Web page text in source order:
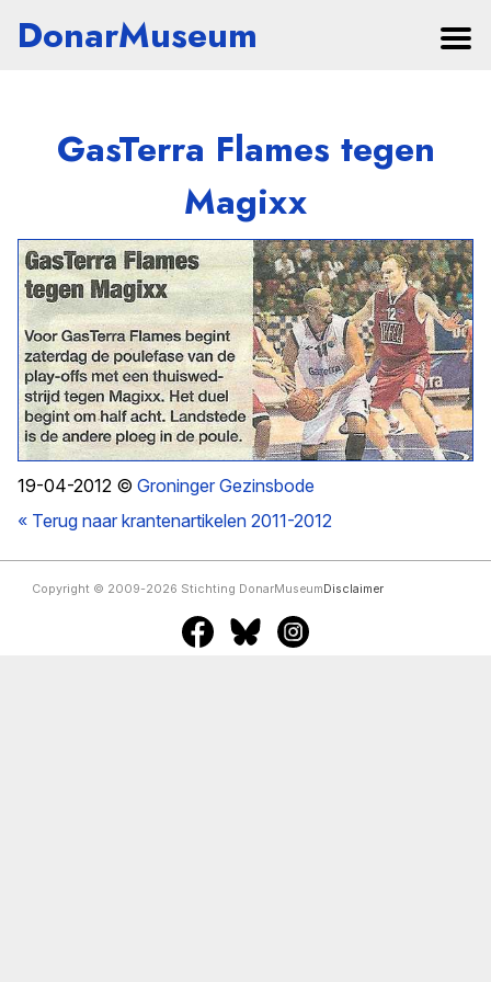
DonarMuseum
GasTerra Flames tegen
Magixx
19-04-2012 © Groninger Gezinsbode
« Terug naar krantenartikelen 2011-2012
Copyright © 2009-2026 Stichting DonarMuseumDisclaimer